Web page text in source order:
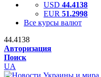
USD 44.4138
EUR 51.2998
Все курсы валют
44.4138
Авторизация
Поиск
UA